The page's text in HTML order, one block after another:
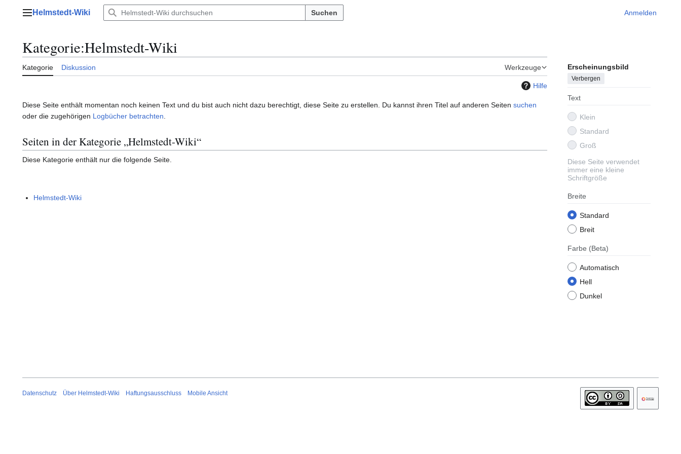
Hauptmenü
Helmstedt-Wiki Suchen Anmelden
Kategorie:Helmstedt-Wiki
Kategorie Diskussion Werkzeuge Erscheinungsbild
Verbergen
Text
Klein
Standard
Groß
Diese Seite verwendet
immer eine kleine
Schriftgröße
Breite
Standard
Breit
Farbe (Beta)
Automatisch
Hell
Dunkel
Hilfe
Diese Seite enthält momentan noch keinen Text und du bist auch nicht dazu berechtigt, diese Seite zu erstellen. Du kannst ihren Titel auf anderen Seiten suchen
oder die zugehörigen Logbücher betrachten
Seiten in der Kategorie „Helmstedt-Wiki“
Diese Kategorie enthält nur die folgende Seite.
Helmstedt-Wiki
Datenschutz Über Helmstedt-Wiki Haftungsausschluss Mobile Ansicht